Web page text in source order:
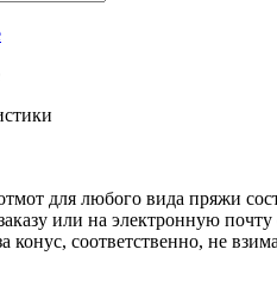
для любого вида пряжи
или на электронную
конус, соответственно, не